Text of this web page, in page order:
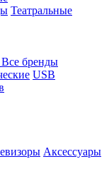
Театральные
Все бренды
USB
Аксессуары